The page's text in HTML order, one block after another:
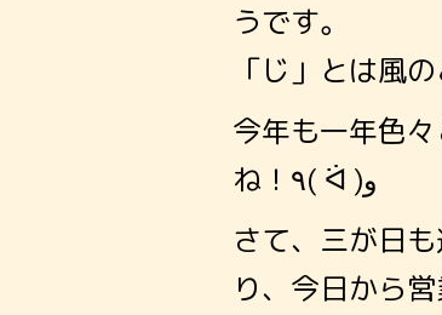
うです。
「じ」とは風
今年も一年色
ね！٩( ᐛ )و
さて、三が日